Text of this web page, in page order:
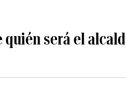
quién será el